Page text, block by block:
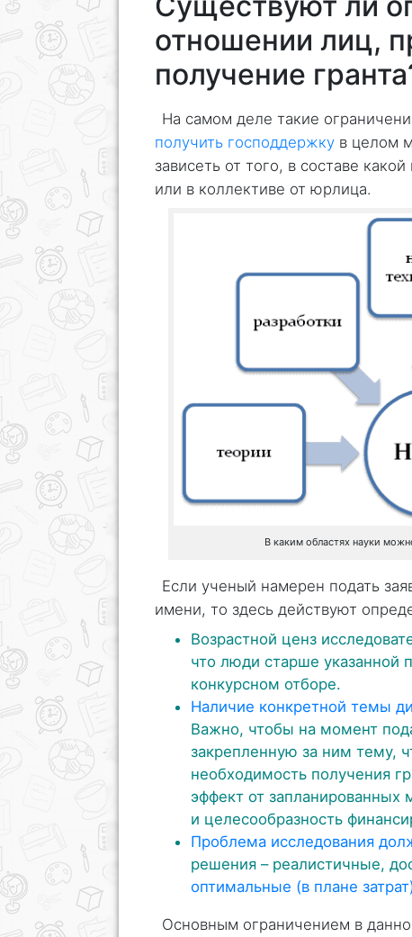
отношении лиц,
получение
На самом деле такие
получить господдержку в целом
зависеть от того, в составе
или в коллективе от юрлица.
В каким областях науки
Если ученый намерен подать
имени, то здесь действуют
Возрастной ценз
что люди старше указанной
конкурсном отборе.
Наличие конкретной темы
Важно, чтобы на момент
закрепленную за ним тему,
необходимость получения
эффект от запланированных
и целесообразность
Проблема исследования
решения – реалистичные,
оптимальные (в плане
Основным ограничением в